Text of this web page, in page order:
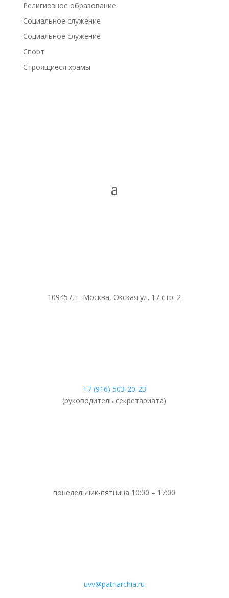
Религиозное образование
Социальное служение
Социальное служение
Спорт
Строящиеся храмы
109457, г. Москва, Окская ул. 17 стр. 2
+7 (916) 503-20-23
(руководитель секретариата)
понедельник-пятница 10:00 – 17:00
uvv@patriarchia.ru